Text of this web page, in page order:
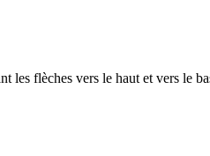
flèches vers le haut et vers le